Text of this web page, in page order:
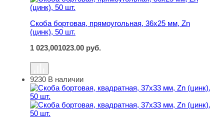
Скоба бортовая, прямоугольная, 36х25 мм, Zn
(цинк), 50 шт.
1 023,001023.00 руб.
Скоба бортовая, квадратная, 37х33 мм, Zn (цинк), 50
9230 В наличии